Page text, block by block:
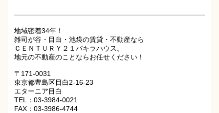
地域密着34年！
雑司が谷・目白・池袋の賃貸・不動産なら
ＣＥＮＴＵＲＹ２１パキラハウス。
地元の不動産のことならお任せください！
〒171-0031
東京都豊島区目白2-16-23
エターニア目白
TEL：03-3984-0021
FAX：03-3986-4744